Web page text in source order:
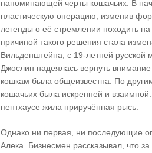
напоминающей черты кошачьих. В
пластическую операцию, изменив
легенды о её стремлении походить
причиной такого решения стала
Вильденштейна, с 19-летней
Джослин надеялась вернуть
кошкам была общеизвестна. По
кошачьих была искренней и
пентхаусе жила приручённая рысь.
Однако ни первая, ни последующие
Алека. Бизнесмен рассказывал, что